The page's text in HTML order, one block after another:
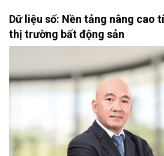
Dữ liệu số: Nền tảng nâng cao
thị trường bất động sản